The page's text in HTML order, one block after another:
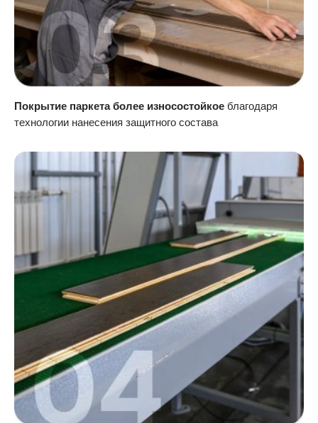
Покрытие паркета более износостойкое благодаря
технологии нанесения защитного состава